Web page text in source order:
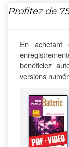
Profitez de
En achetant
bénéficiez
versions